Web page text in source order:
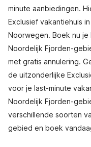
minute aanbiedingen.
Exclusief vakantiehuis
Noorwegen. Boek nu je
Noordelijk Fjorden-
met gratis annulering.
de uitzonderlijke
voor je last-minute
Noordelijk Fjorden-
verschillende soorten
gebied en boek